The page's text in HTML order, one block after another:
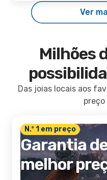
Ver
Milhões
Das joias locais aos
N.º 1 em preço
Garantia
melhor